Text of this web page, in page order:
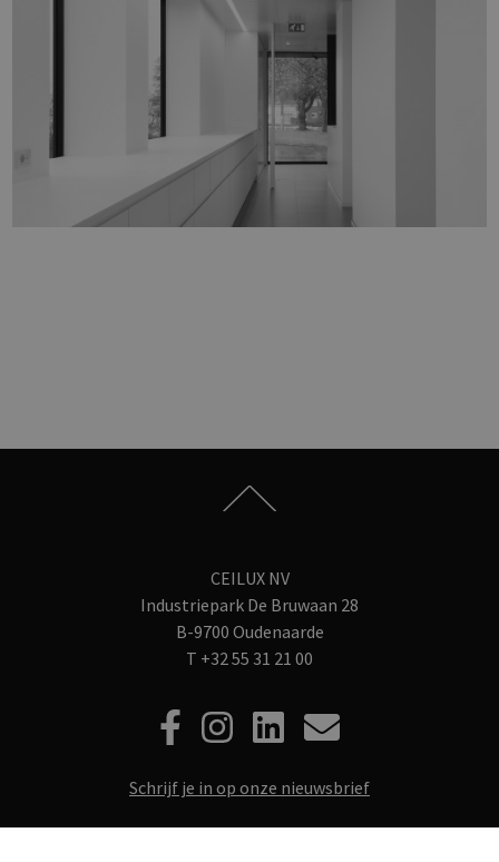
CEILUX NV
Industriepark De Bruwaan 28
B-9700 Oudenaarde
T +32 55 31 21 00
Schrijf je in op onze nieuwsbrief